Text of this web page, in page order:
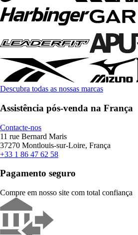
Descubra todas as nossas marcas
Assistência pós-venda na França
Contacte-nos
11 rue Bernard Maris
37270 Montlouis-sur-Loire, França
+33 1 86 47 62 58
Pagamento seguro
Compre em nosso site com total confiança